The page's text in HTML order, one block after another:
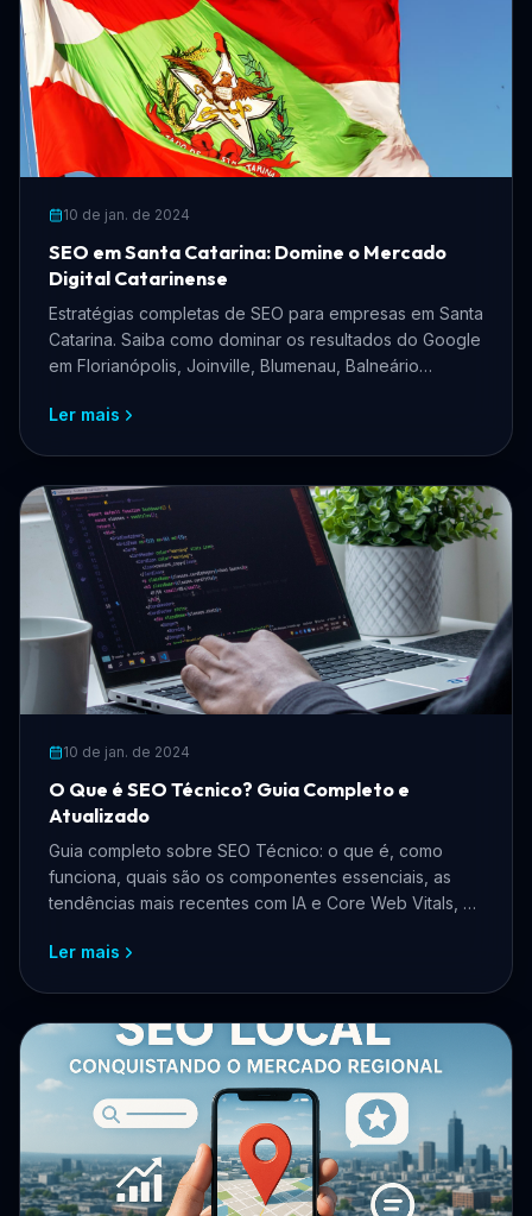
10 de jan. de 2024
SEO em Santa Catarina: Domine o Mercado
Digital Catarinense
Estratégias completas de SEO para empresas em Santa
Catarina. Saiba como dominar os resultados do Google
em Florianópolis, Joinville, Blumenau, Balneário
Ler mais
10 de jan. de 2024
O Que é SEO Técnico? Guia Completo e
Atualizado
Guia completo sobre SEO Técnico: o que é, como
funciona, quais são os componentes essenciais, as
tendências mais recentes com IA e Core Web Vitals, e
Google.
Ler mais